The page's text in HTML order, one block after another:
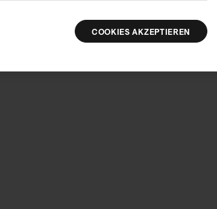
COOKIES AKZEPTIEREN